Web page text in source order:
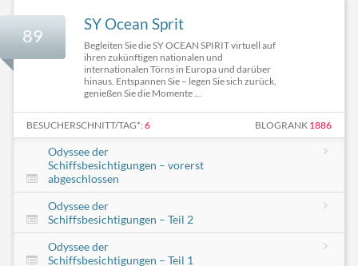
89
SY Ocean Sprit
Begleiten Sie die SY OCEAN SPIRIT virtuell auf
ihren zukünftigen nationalen und
internationalen Törns in Europa und darüber
hinaus. Entspannen Sie – legen Sie sich zurück,
genießen Sie die Momente ...
BESUCHERSCHNITT/TAG*: 6 BLOGRANK 1886
Odyssee der
Schiffsbesichtigungen – vorerst
abgeschlossen
Odyssee der
Schiffsbesichtigungen – Teil 2
Odyssee der
Schiffsbesichtigungen – Teil 1